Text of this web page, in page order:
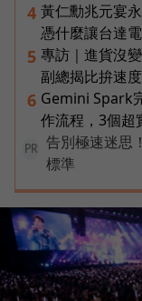
4 黃仁勳兆元宴
憑什麼讓台達
5 專訪｜進貨沒
副總揭比拚速
6 Gemini Spark
作流程，3個超
PR
告別極速迷思
標準